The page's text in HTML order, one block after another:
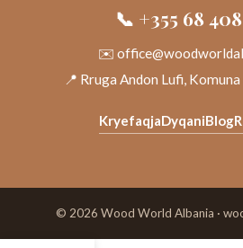
📞 +355 68
✉️
📍 Rruga Andon Lufi,
KryefaqjaDyqaniBlog
© 2026 Wood World Albania ·